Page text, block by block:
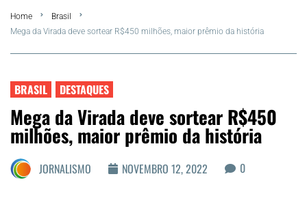
FLA Araru 2026
Região dos Lagos
Agenda Cultural
Colunistas
Home
Brasil
Mega da Virada deve sortear R$450 milhões, maior prêmio da história
BRASIL DESTAQUES
Mega da Virada deve sortear R$450
milhões, maior prêmio da história
JORNALISMO NOVEMBRO 12, 2022 0